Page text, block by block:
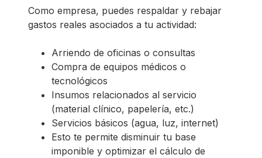
Como empresa, puedes respaldar y rebajar
gastos reales asociados a tu actividad:
Arriendo de oficinas o consultas
Compra de equipos médicos o
tecnológicos
Insumos relacionados al servicio
(material clínico, papelería, etc.)
Servicios básicos (agua, luz, internet)
Esto te permite disminuir tu base
imponible y optimizar el cálculo de